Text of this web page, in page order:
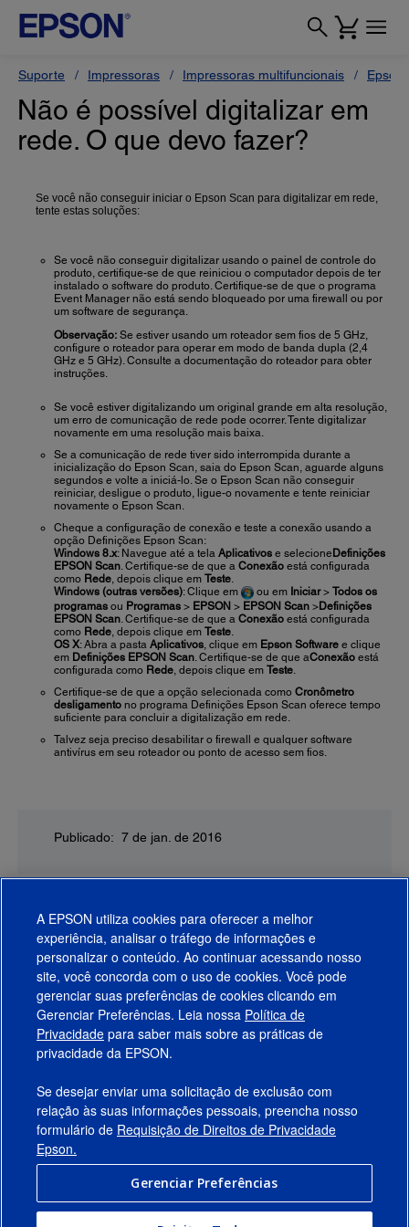
Suporte Impressoras Impressoras multifuncionais Epson
Não é possível digitalizar em
rede. O que devo fazer?
Se você não conseguir iniciar o Epson Scan para digitalizar em rede,
tente estas soluções:
Se você não conseguir digitalizar usando o painel de controle do
produto, certifique-se de que reiniciou o computador depois de ter
instalado o software do produto. Certifique-se de que o programa
Event Manager não está sendo bloqueado por uma firewall ou por
um software de segurança.
Observação: Se estiver usando um roteador sem fios de 5 GHz,
configure o roteador para operar em modo de banda dupla (2,4
GHz e 5 GHz). Consulte a documentação do roteador para obter
instruções.
Se você estiver digitalizando um original grande em alta resolução,
um erro de comunicação de rede pode ocorrer. Tente digitalizar
novamente em uma resolução mais baixa.
Se a comunicação de rede tiver sido interrompida durante a
inicialização do Epson Scan, saia do Epson Scan, aguarde alguns
segundos e volte a iniciá-lo. Se o Epson Scan não conseguir
reiniciar, desligue o produto, ligue-o novamente e tente reiniciar
novamente o Epson Scan.
Cheque a configuração de conexão e teste a conexão usando a
opção Definições Epson Scan:
Windows 8.x: Navegue até a tela Aplicativos e selecione Definições
EPSON Scan. Certifique-se de que a Conexão está configurada
como Rede, depois clique em Teste.
Windows (outras versões): Clique em ou em Iniciar > Todos os
programas ou Programas > EPSON > EPSON Scan >Definições
EPSON Scan . Certifique-se de que a Conexão está configurada
como Rede , depois clique em Teste
OS X: Abra a pasta Aplicativos , clique em Epson Software e clique
em Definições EPSON Scan . Certifique-se de que aConexão está
configurada como Rede , depois clique em Teste
Certifique-se de que a opção selecionada como Cronômetro
desligamento no programa Definições Epson Scan oferece tempo
suficiente para concluir a digitalização em rede.
Talvez seja preciso desabilitar o firewall e qualquer software
antivírus em seu roteador ou ponto de acesso sem fios.
Publicado: 7 de jan. de 2016
Produtos
Suporte
Links Sugeridos
Empresa
Conecte-se com a Epson
A EPSON utiliza cookies para oferecer a melhor
experiência, analisar o tráfego de informações e
personalizar o conteúdo. Ao continuar acessando nosso
site, você concorda com o uso de cookies. Você pode
gerenciar suas preferências de cookies clicando em
Gerenciar Preferências. Leia nossa Política de
Privacidade para saber mais sobre as práticas de
privacidade da EPSON.
Se desejar enviar uma solicitação de exclusão com
relação às suas informações pessoais, preencha nosso
formulário de Requisição de Direitos de Privacidade
Epson.
Gerenciar Preferências